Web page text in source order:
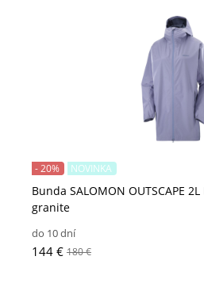
Bunda SALOMON OUTSCAPE
granite
- 20% NOVINKA
do 10 dní
144 € 180 €